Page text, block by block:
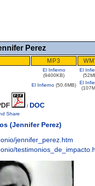
Perez
MP3
El Infierno
(9400KB)
El
El Infierno (50.6MB)
El
/ DOC
(Jennifer Perez)
jennifer_perez.htm